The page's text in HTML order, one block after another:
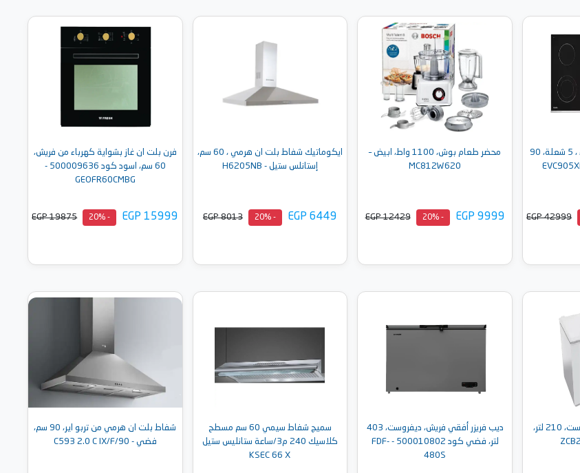
أضف إلى السلة أضف إلى السلة
البا مسطح بلت ان كهرباء ، 5 شعلة، 90
EGP 42999
محضر طعام بوش، 1100 واط، ابيض –
MC812W620
EGP 9999
- 20%
EGP 12429
ايكوماتيك شفاط بلت ان هرمي ، 60 سم،
إستانلس ستيل - H6205NB
EGP 6449
- 20%
EGP 8013
فرن بلت ان غاز بشواية كهرباء من فريش،
60 سم، اسود كود 500009636 -
GEOFR60CMBG
EGP 15999
- 20%
EGP 19875
ديب فريزر زانوسي، ديفروست، 210 لتر،
ديب فريزر أفقي فريش، ديفروست، 403
لتر، فضي كود 500010802 - FDF-
480S
سميج شفاط سيمي 60 سم مسطح
كلاسيك 240 م3/ساعة ستانليس ستيل
KSEC 66 X
شفاط بلت ان هرمي من تربو اير، 90 سم،
فضي - C593 2.0 C IX/F/90